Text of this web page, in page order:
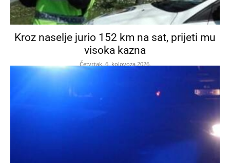
Kroz naselje jurio 152 km na sat, prijeti mu
visoka kazna
Četvrtak, 6. kolovoza 2026.